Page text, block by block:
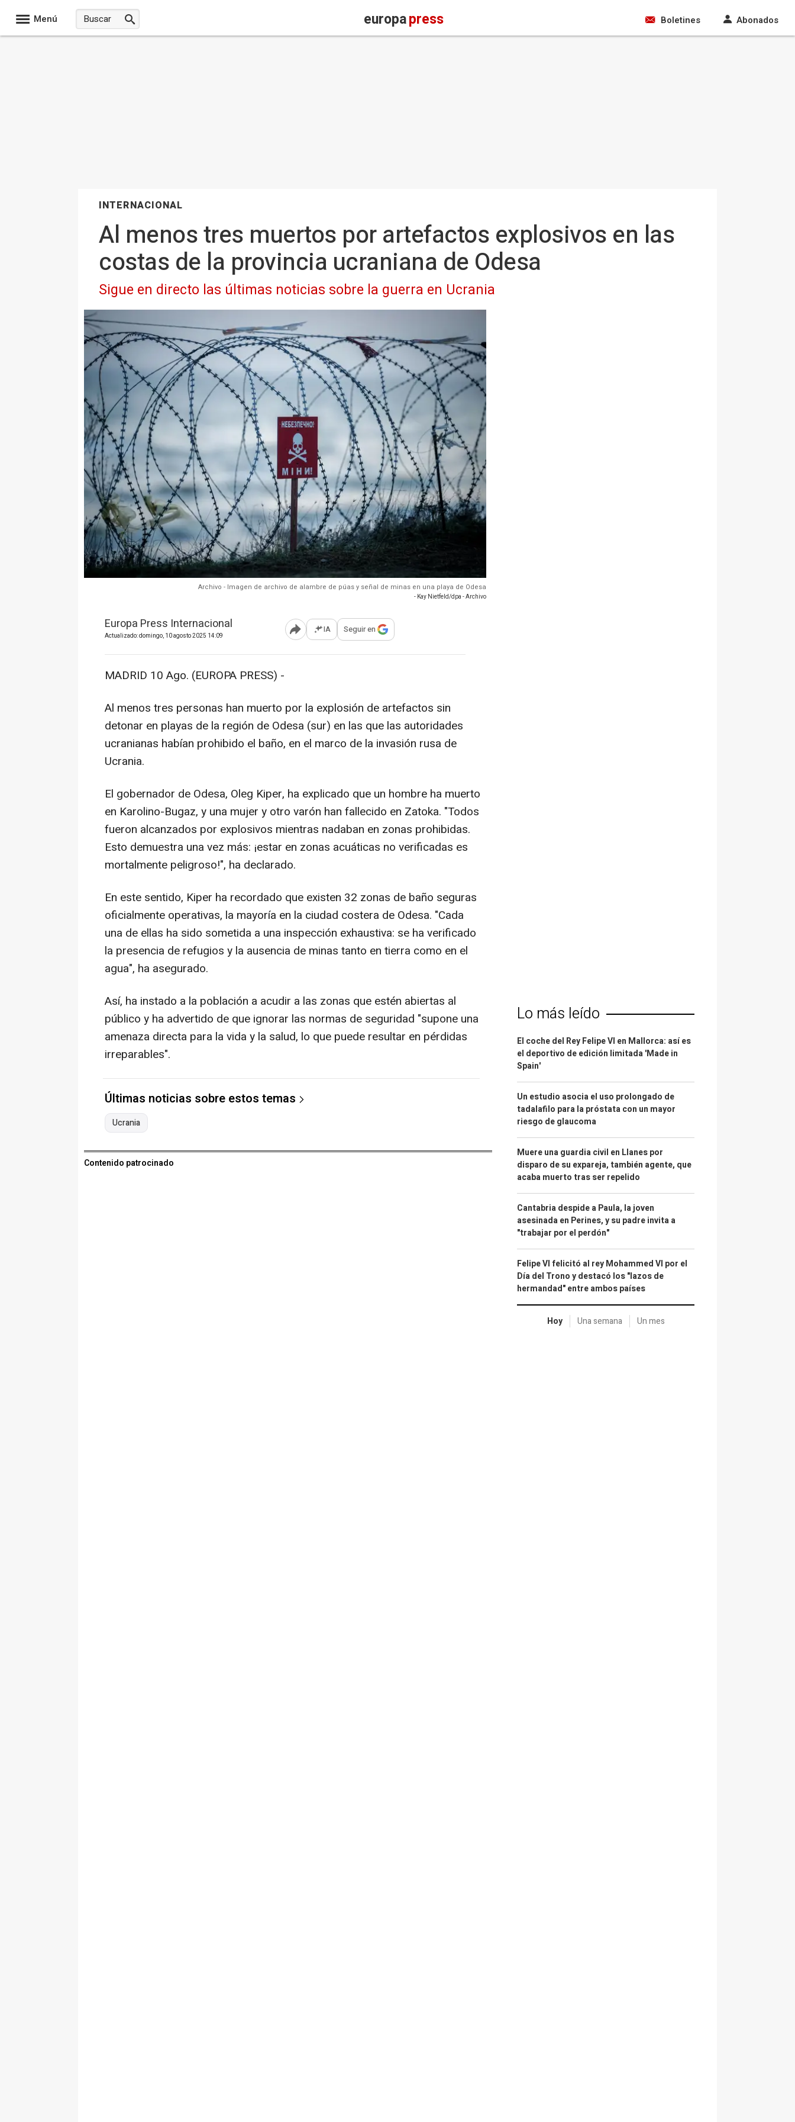
Menú europapress Boletines Abonados
INTERNACIONAL
Al menos tres muertos por artefactos explosivos en las
costas de la provincia ucraniana de Odesa
Sigue en directo las últimas noticias sobre la guerra en Ucrania
Archivo - Imagen de archivo de alambre de púas y señal de minas en una playa de Odesa
- Kay Nietfeld/dpa - Archivo
Europa Press Internacional
Actualizado: domingo, 10 agosto 2025 14:09 Abrir opciones para compartir
IA Seguir en
MADRID 10 Ago. (EUROPA PRESS) -
Al menos tres personas han muerto por la explosión de artefactos sin
detonar en playas de la región de Odesa (sur) en las que las autoridades
ucranianas habían prohibido el baño, en el marco de la invasión rusa de
Ucrania.
El gobernador de Odesa, Oleg Kiper, ha explicado que un hombre ha muerto
en Karolino-Bugaz, y una mujer y otro varón han fallecido en Zatoka. "Todos
fueron alcanzados por explosivos mientras nadaban en zonas prohibidas.
Esto demuestra una vez más: ¡estar en zonas acuáticas no verificadas es
mortalmente peligroso!", ha declarado.
En este sentido, Kiper ha recordado que existen 32 zonas de baño seguras
oficialmente operativas, la mayoría en la ciudad costera de Odesa. "Cada
una de ellas ha sido sometida a una inspección exhaustiva: se ha verificado
la presencia de refugios y la ausencia de minas tanto en tierra como en el
agua", ha asegurado.
Así, ha instado a la población a acudir a las zonas que estén abiertas al
público y ha advertido de que ignorar las normas de seguridad "supone una
amenaza directa para la vida y la salud, lo que puede resultar en pérdidas
irreparables".
Últimas noticias sobre estos temas
Ucrania
Contenido patrocinado
Lo más leído
El coche del Rey Felipe VI en Mallorca: así es
el deportivo de edición limitada 'Made in
Spain'
Un estudio asocia el uso prolongado de
tadalafilo para la próstata con un mayor
riesgo de glaucoma
Muere una guardia civil en Llanes por
disparo de su expareja, también agente, que
acaba muerto tras ser repelido
Cantabria despide a Paula, la joven
asesinada en Perines, y su padre invita a
"trabajar por el perdón"
Felipe VI felicitó al rey Mohammed VI por el
Día del Trono y destacó los "lazos de
hermandad" entre ambos países
Hoy Una semana Un mes